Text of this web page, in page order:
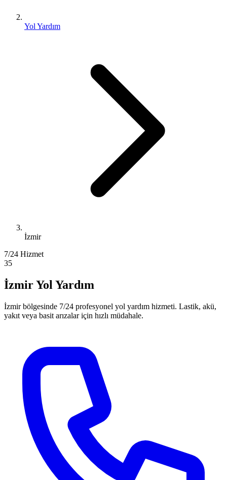
Yol Yardım
İzmir
7/24 Hizmet
35
İzmir Yol Yardım
İzmir bölgesinde 7/24 profesyonel yol yardım hizmeti. Lastik, akü,
yakıt veya basit arızalar için hızlı müdahale.